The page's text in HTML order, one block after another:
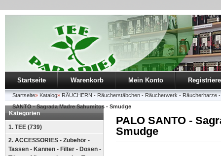
Startseite Warenkorb Mein Konto
Startseite» Katalog» RÄUCHERN - Räucherstäbchen - Räucherwerk - Räucherharze
SANTO - Sagrada Madre Sahumitos - Smudge
Kategorien
1. TEE (739)
2. ACCESSORIES - Zubehör -
Tassen - Kannen - Filter - Dosen -
PALO SANTO -
Smudge